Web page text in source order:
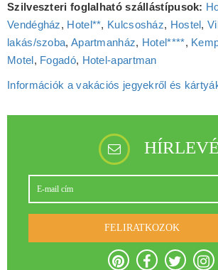
Szilveszteri foglalható szállástípusok:
Vendégház, Hotel**, Kulcsosház, Hostel,
lakás/szoba, Apartmanház, Hotel****,
Motel, Fogadó, Hotel‑apartman
Információk a vakációs jegyekről és
FELIRATKOZOK